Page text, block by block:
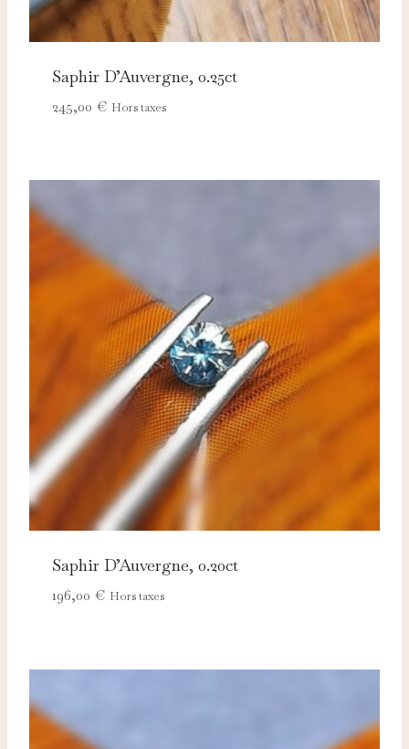
Saphir D’Auvergne, 0.25ct
245,00 € Hors taxes
Saphir D’Auvergne, 0.20ct
196,00 € Hors taxes
Nécessaires
Ces cookies sont indispensables au bon fonctionnement
du site et ne peuvent pas être désactivés.
Analytics
Ces cookies nous permettent de mesurer l'audience et
d'améliorer nos contenus (Google Analytics, Matomo…).
Ces cookies servent à vous proposer des publicités
adaptées à vos centres d'intérêt.